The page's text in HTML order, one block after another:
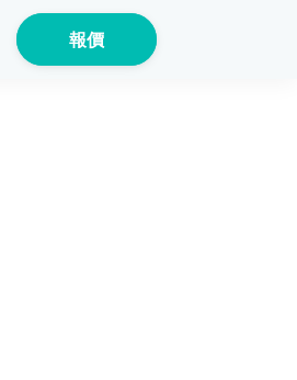
報價